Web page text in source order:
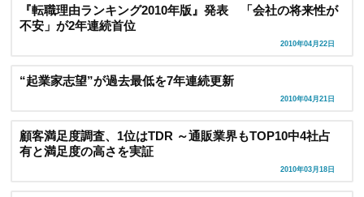
『転職理由ランキング2010年版』発表 「会社の将来性が
不安」が2年連続首位
2010年04月22日
“起業家志望”が過去最低を7年連続更新
2010年04月21日
顧客満足度調査、1位はTDR ～通販業界もTOP10中4社占
有と満足度の高さを実証
2010年03月18日